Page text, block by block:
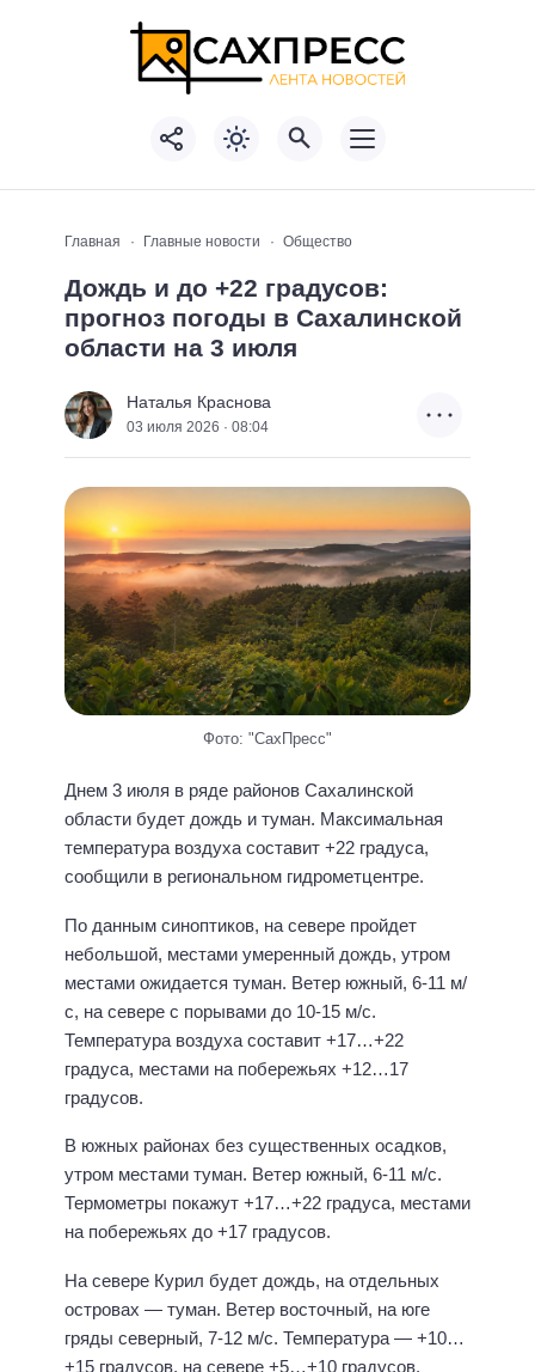
Главная Главные новости Общество
Дождь и до +22 градусов:
прогноз погоды в Сахалинской
области на 3 июля
Наталья Краснова
03 июля 2026 · 08:04
Фото: "СахПресс"
Днем 3 июля в ряде районов Сахалинской
области будет дождь и туман. Максимальная
температура воздуха составит +22 градуса,
сообщили в региональном гидрометцентре.
По данным синоптиков, на севере пройдет
небольшой, местами умеренный дождь, утром
местами ожидается туман. Ветер южный, 6-11 м/
с, на севере с порывами до 10-15 м/с.
Температура воздуха составит +17…+22
градуса, местами на побережьях +12…17
градусов.
В южных районах без существенных осадков,
утром местами туман. Ветер южный, 6-11 м/с.
Термометры покажут +17…+22 градуса, местами
на побережьях до +17 градусов.
На севере Курил будет дождь, на отдельных
островах — туман. Ветер восточный, на юге
гряды северный, 7-12 м/с. Температура — +10…
+15 градусов, на севере +5…+10 градусов.